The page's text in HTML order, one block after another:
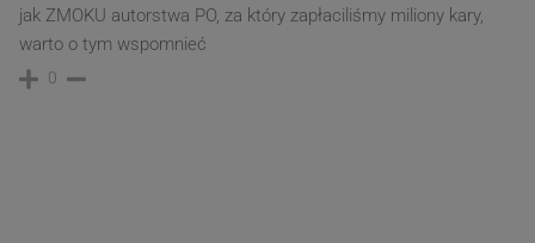
jak ZMOKU autorstwa PO, za który zapłaciliśmy miliony kary,
warto o tym wspomnieć
0